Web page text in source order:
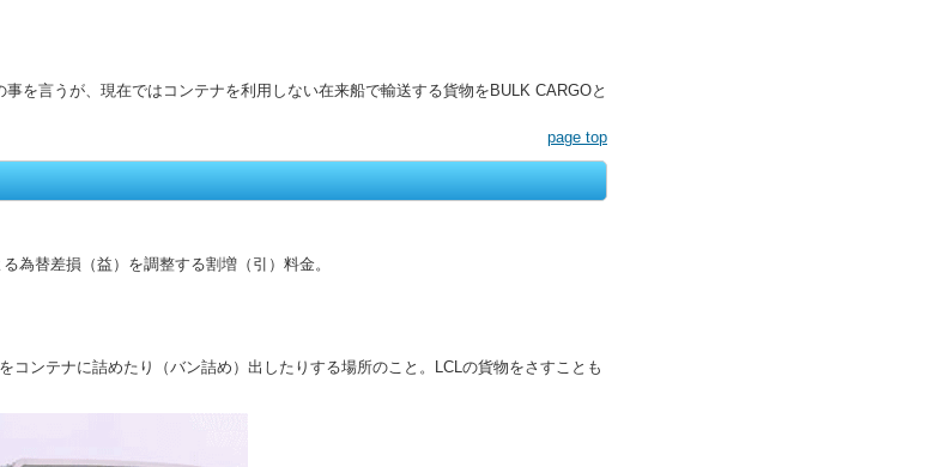
を言うが、現在ではコンテナを利用しない在来船で輸送する貨物をBULK CARGOと
page top
為替差損（益）を調整する割増（引）料金。
コンテナに詰めたり（バン詰め）出したりする場所のこと。LCLの貨物をさすことも